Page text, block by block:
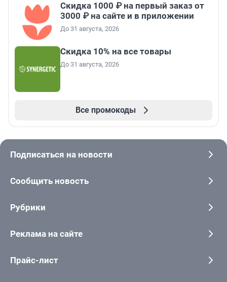
Скидка 1000 ₽ на первый заказ от
3000 ₽ на сайте и в приложении
До 31 августа, 2026
Скидка 10% на все товары
До 31 августа, 2026
Все промокоды
Подписаться на новости
Сообщить новость
Рубрики
Реклама на сайте
Прайс-лист